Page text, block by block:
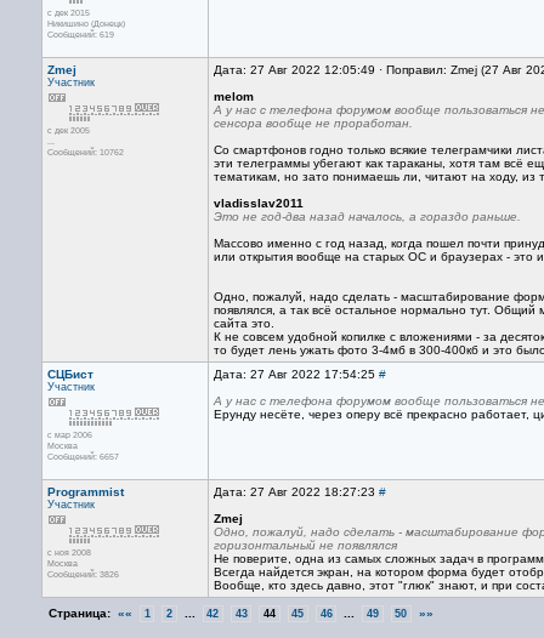
с дек 2015
Никишино (Донецк)
Сообщений: 619
Zmej
Участник
с дек 2005
...
Сообщений: 10762
Дата: 27 Авг 2022 12:05:49 · Поправил: Zmej (27 Авг
melom
А у нас с телефона форумом вообще пользоваться
сенсора вообще не проработан.
Со смартфонов годно только всякие телеграмчики
эти телеграммы убегают как тараканы, хотя там всё
тематикам, но зато понимаешь ли, читают на ходу, из
vladisslav2011
Это не год-два назад началось, а гораздо раньше.
Массово именно с год назад, когда пошел почти
или открытия вообще на старых ОС и браузерах - это
Одно, пожалуй, надо сделать - масштабирование
появлялся, а так всё остальное нормально тут.
сайта это.
К не совсем удобной копилке с вложениями - за
то будет лень ужать фото 3-4мб в 300-400кб и это
СЦБист
Участник
с мар 2006
Москва
Сообщений: 6657
Дата: 27 Авг 2022 17:54:25 #
А у нас с телефона форумом вообще пользоваться
Ерунду несёте, через оперу всё прекрасно работает,
Programmist
Участник
с ноя 2008
Москва
Сообщений: 3826
Дата: 27 Авг 2022 18:27:23 #
Zmej
Одно, пожалуй, надо сделать - масштабирование
горизонтальный не появлялся
Не поверите, одна из самых сложных задач в
Всегда найдется экран, на котором форма будет
Вообще, кто здесь давно, этот "глюк" знают, и при
Страница: «« 1 2 42 43 44 45 46 49 50 »»